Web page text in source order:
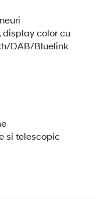
display color cu
DAB/Bluelink
si telescopic